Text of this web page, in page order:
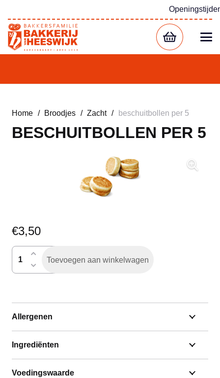
Home / Broodjes / Zacht / beschuitbollen per 5
BESCHUITBOLLEN PER 5
€3,50
beschuitbollen
Toevoegen aan winkelwagen
Allergenen
Ingrediënten
Voedingswaarde